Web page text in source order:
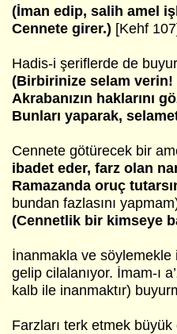
(İman edip, salih amel
Cennete girer.) [Kehf
Hadis-i şeriflerde de
(Birbirinize selam
Akrabanızın haklarını
Bunları yaparak,
Cennete götürecek bir
ibadet eder, farz olan
Ramazanda oruç
bundan fazlasını
(Cennetlik bir kimseye
İnanmakla ve söylemekle
gelip cilalanıyor. İmam-ı
kalb ile inanmaktır)
Farzları terk etmek